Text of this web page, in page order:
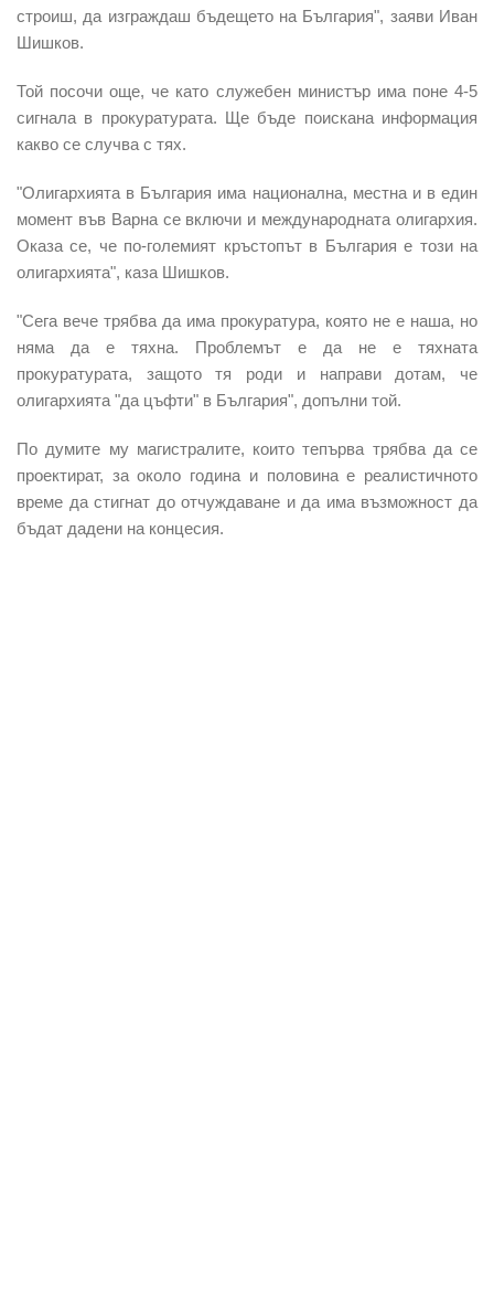
строиш, да изграждаш бъдещето на България", заяви Иван
Шишков.
Той посочи още, че като служебен министър има поне 4-5
сигнала в прокуратурата. Ще бъде поискана информация
какво се случва с тях.
"Олигархията в България има национална, местна и в един
момент във Варна се включи и международната олигархия.
Оказа се, че по-големият кръстопът в България е този на
олигархията", каза Шишков.
"Сега вече трябва да има прокуратура, която не е наша, но
няма да е тяхна. Проблемът е да не е тяхната
прокуратурата, защото тя роди и направи дотам, че
олигархията "да цъфти" в България", допълни той.
По думите му магистралите, които тепърва трябва да се
проектират, за около година и половина е реалистичното
време да стигнат до отчуждаване и да има възможност да
бъдат дадени на концесия.